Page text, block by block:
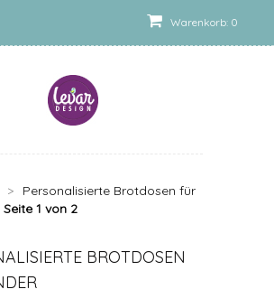
Warenkorb: 0
>
Personalisierte Brotdosen für
Seite 1 von 2
BROTDOSEN